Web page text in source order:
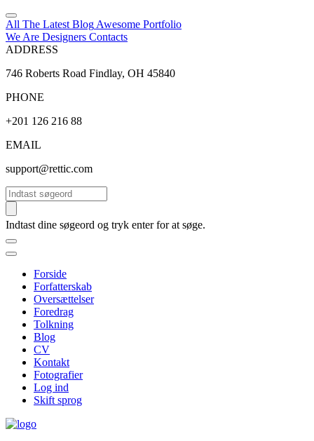
All The Latest Blog Awesome Portfolio
We Are Designers Contacts
ADDRESS
746 Roberts Road Findlay, OH 45840
PHONE
+201 126 216 88
EMAIL
support@rettic.com
Søg
Indtast dine søgeord og tryk enter for at søge.
Forside
Forfatterskab
Oversættelser
Foredrag
Tolkning
Blog
CV
Kontakt
Fotografier
Log ind
Skift sprog